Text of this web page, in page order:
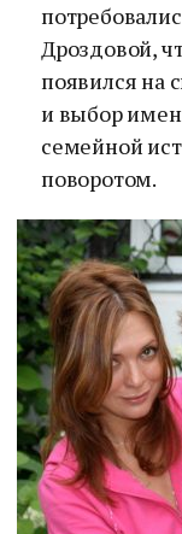
Дроздовой,
появился на
и выбор
семейной
поворотом.